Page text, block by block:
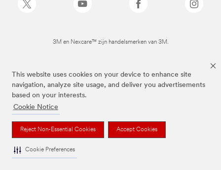
This website uses cookies on your device to enhance site
navigation, analyze site usage, and deliver you advertisements
based on your interests.
Cookie Notice
Reject Non-Essential Cookies Accept Cookies
Cookie Preferences
3M en Nexcare™ zijn handelsmerken van 3M.